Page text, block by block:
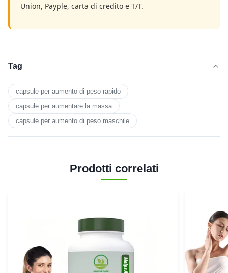
Union, Payple, carta di credito e T/T.
Tag
capsule per aumento di peso rapido
capsule per aumentare la massa
capsule per aumento di peso maschile
Prodotti correlati